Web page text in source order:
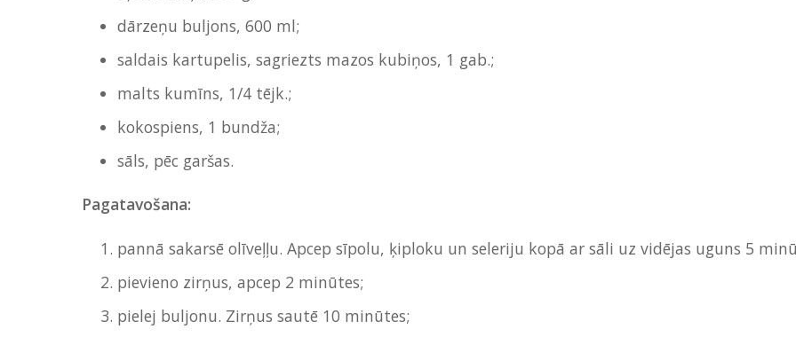
dārzeņu buljons, 600 ml;
saldais kartupelis, sagriezts mazos kubiņos, 1 gab.;
malts kumīns, 1/4 tējk.;
kokospiens, 1 bundža;
sāls, pēc garšas.
Pagatavošana:
pannā sakarsē olīveļļu. Apcep sīpolu, ķiploku un seleriju kopā ar sāli uz vidējas uguns 5
pievieno zirņus, apcep 2 minūtes;
pielej buljonu. Zirņus sautē 10 minūtes;